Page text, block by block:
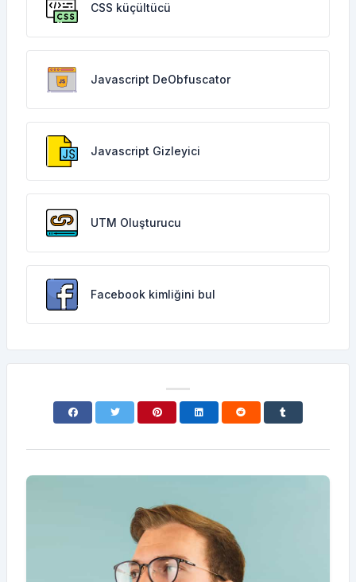
CSS küçültücü
Javascript DeObfuscator
Javascript Gizleyici
UTM Oluşturucu
Facebook kimliğini bul